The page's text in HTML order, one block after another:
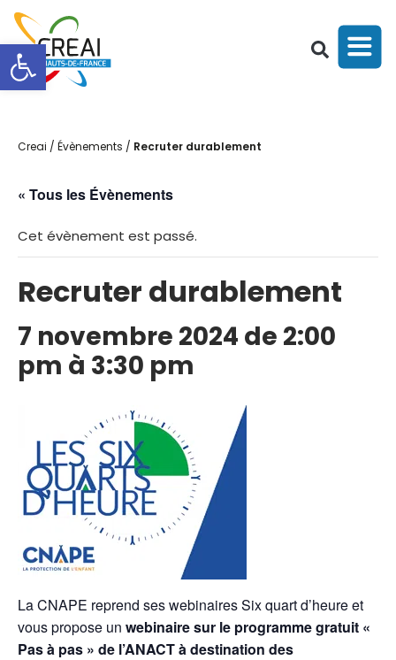
Ouvrir la barre d’outils
Creai / Évènements / Recruter durablement
« Tous les Évènements
Cet évènement est passé.
Recruter durablement
7 novembre 2024 de 2:00
pm à 3:30 pm
La CNAPE reprend ses webinaires Six quart d’heure et
vous propose un webinaire sur le programme gratuit «
Pas à pas » de l’ANACT à destination des